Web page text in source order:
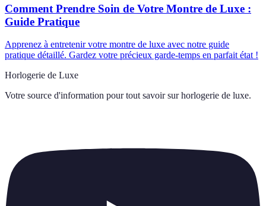
Comment Prendre Soin de Votre Montre de Luxe :
Guide Pratique
Apprenez à entretenir votre montre de luxe avec notre guide
pratique détaillé. Gardez votre précieux garde-temps en parfait état !
Horlogerie de Luxe
Votre source d'information pour tout savoir sur horlogerie de luxe.